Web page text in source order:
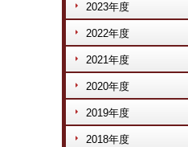
2023年度
2022年度
2021年度
2020年度
2019年度
2018年度